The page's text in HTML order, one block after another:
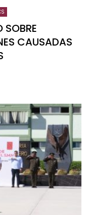
SOBRE
CAUSADAS